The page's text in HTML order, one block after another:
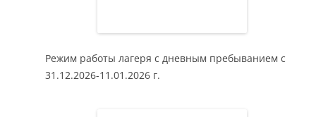
Режим работы лагеря с дневным пребыванием с
31.12.2026-11.01.2026 г.